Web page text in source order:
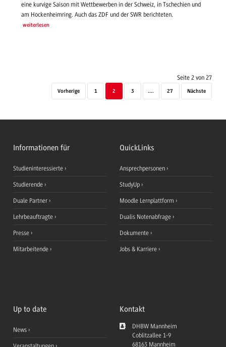
eine kurvige Saison mit Wettbewerben in der Schweiz, in Tschechien und
am Hockenheimring. Auch das ZDF und der SWR berichteten.
weiterlesen
Seite 2 von 27
Vorherige 1 2 3 .... 27 Nächste
Informationen für
Studieninteressierte
Studierende
Duale Partner
Lehrbeauftragte
Presse
Mitarbeitende
QuickLinks
Ansprechpersonen
StudyUp
Moodle Lernplattform
Dualis Notenabfrage
Dokumente
Jobs & Karriere
Up to date
News
Kontakt
DHBW Mannheim
Coblitzallee 1-9
68163 Mannheim